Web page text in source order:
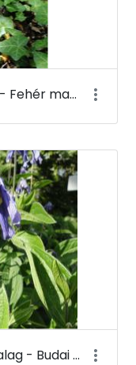
Cephalanthera damasonium - Fehér madársisak - Budai Arborétum
Clematis integrifolia - Réti iszalag - Budai Arborétum